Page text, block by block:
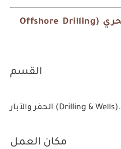
3. مشرف الحفر البحري (Offshore Drilling
القسم
الحفر والآبار (Drilling & Wells).
مكان العمل